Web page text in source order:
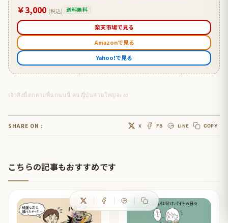
￥3,000 (税込) 送料無料
楽天市場で見る
Amazonで見る
Yahoo!で見る
เจ้าสิ่งนี้ตกตามพื้นถนนนี้ คนญี่ปุ่นส่วนใหญ่จะงง
SHARE ON : X FB LINE COPY
こちらの記事もおすすめです